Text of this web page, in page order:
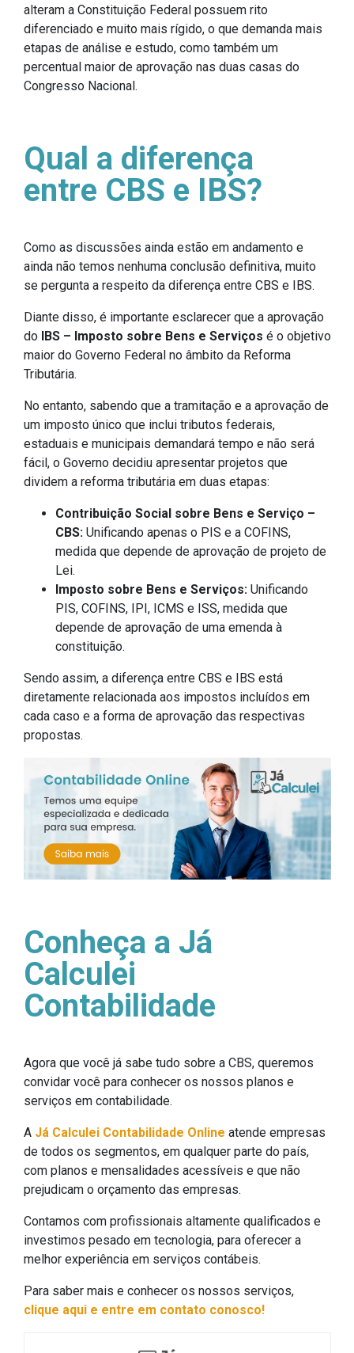
alteram a Constituição Federal possuem rito
diferenciado e muito mais rígido, o que demanda mais
etapas de análise e estudo, como também um
percentual maior de aprovação nas duas casas do
Congresso Nacional.
Qual a diferença
entre CBS e IBS?
Como as discussões ainda estão em andamento e
ainda não temos nenhuma conclusão definitiva, muito
se pergunta a respeito da diferença entre CBS e IBS.
Diante disso, é importante esclarecer que a aprovação
do IBS – Imposto sobre Bens e Serviços é o objetivo
maior do Governo Federal no âmbito da Reforma
Tributária.
No entanto, sabendo que a tramitação e a aprovação de
um imposto único que inclui tributos federais,
estaduais e municipais demandará tempo e não será
fácil, o Governo decidiu apresentar projetos que
dividem a reforma tributária em duas etapas:
Contribuição Social sobre Bens e Serviço –
CBS: Unificando apenas o PIS e a COFINS,
medida que depende de aprovação de projeto de
Lei.
Imposto sobre Bens e Serviços: Unificando
PIS, COFINS, IPI, ICMS e ISS, medida que
depende de aprovação de uma emenda à
constituição.
Sendo assim, a diferença entre CBS e IBS está
diretamente relacionada aos impostos incluídos em
cada caso e a forma de aprovação das respectivas
propostas.
Conheça a Já
Calculei
Contabilidade
Agora que você já sabe tudo sobre a CBS, queremos
convidar você para conhecer os nossos planos e
serviços em contabilidade.
A Já Calculei Contabilidade Online atende empresas
de todos os segmentos, em qualquer parte do país,
com planos e mensalidades acessíveis e que não
prejudicam o orçamento das empresas.
Contamos com profissionais altamente qualificados e
investimos pesado em tecnologia, para oferecer a
melhor experiência em serviços contábeis.
Para saber mais e conhecer os nossos serviços,
clique aqui e entre em contato conosco!